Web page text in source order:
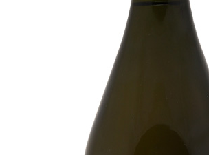
спирта, алкогольной и
спиртосодержащей продукции и об
ограничении потребления
(распития) алкогольной
продукции": мы не осуществляем
дистанционную торговлю;
доставка товара не производится,
оплата товара происходит
непосредственно в магазине
Золотая Линия. Все материалы,
размещенные на сайте, носят
информационный характер и не